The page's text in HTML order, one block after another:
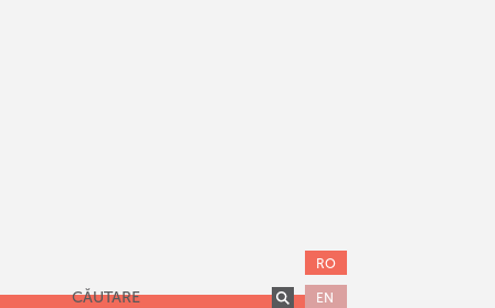
RO
EN